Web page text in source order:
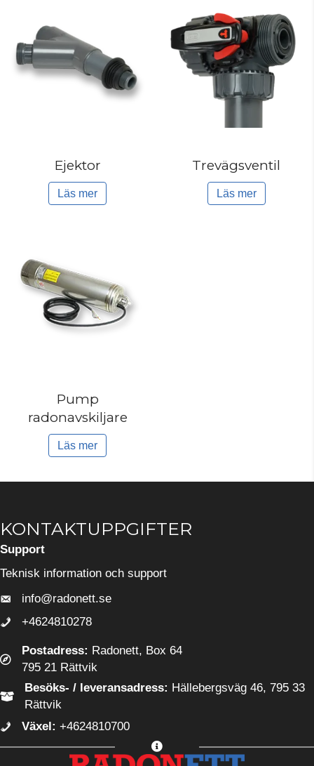
Ejektor
Läs mer
Trevägsventil
Läs mer
Pump
radonavskiljare
Läs mer
KONTAKTUPPGIFTER
Support
Teknisk information och support
info@radonett.se
info@radonett.se
0248-102 78
+4624810278
Postadress: Radonett, Box 64
795 21 Rättvik
Besöks- / leveransadress: Hällebergsväg 46, 795 33
Rättvik
Växel: +4624810700